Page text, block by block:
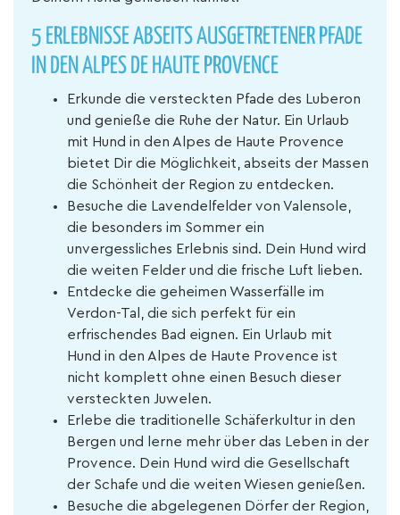
5 ERLEBNISSE ABSEITS AUSGETRETENER PFADE
IN DEN ALPES DE HAUTE PROVENCE
Erkunde die versteckten Pfade des Luberon
und genieße die Ruhe der Natur. Ein Urlaub
mit Hund in den Alpes de Haute Provence
bietet Dir die Möglichkeit, abseits der Massen
die Schönheit der Region zu entdecken.
Besuche die Lavendelfelder von Valensole,
die besonders im Sommer ein
unvergessliches Erlebnis sind. Dein Hund wird
die weiten Felder und die frische Luft lieben.
Entdecke die geheimen Wasserfälle im
Verdon-Tal, die sich perfekt für ein
erfrischendes Bad eignen. Ein Urlaub mit
Hund in den Alpes de Haute Provence ist
nicht komplett ohne einen Besuch dieser
versteckten Juwelen.
Erlebe die traditionelle Schäferkultur in den
Bergen und lerne mehr über das Leben in der
Provence. Dein Hund wird die Gesellschaft
der Schafe und die weiten Wiesen genießen.
Besuche die abgelegenen Dörfer der Region,